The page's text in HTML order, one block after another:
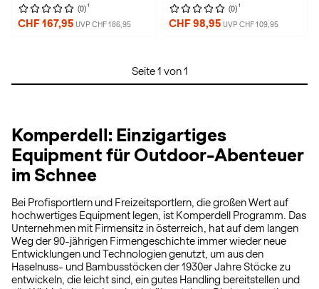
(0) 1
CHF 167,95 UVP CHF 186,95
(0) 1
CHF 98,95 UVP CHF 109,95
Seite 1 von 1
Komperdell: Einzigartiges
Equipment für Outdoor-Abenteuer
im Schnee
Bei Profisportlern und Freizeitsportlern, die großen Wert auf
hochwertiges Equipment legen, ist Komperdell Programm. Das
Unternehmen mit Firmensitz in österreich, hat auf dem langen
Weg der 90-jährigen Firmengeschichte immer wieder neue
Entwicklungen und Technologien genutzt, um aus den
Haselnuss- und Bambusstöcken der 1930er Jahre Stöcke zu
entwickeln, die leicht sind, ein gutes Handling bereitstellen und